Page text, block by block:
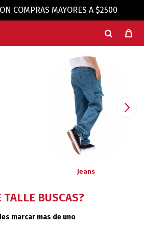
COMPRAS MAYORES A $2500
Jeans
TALLE BUSCAS?
marcar mas de uno